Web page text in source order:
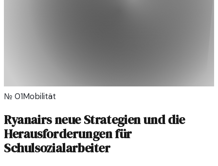
№ 01Mobilität
Ryanairs neue Strategien und die
Herausforderungen für
Schulsozialarbeiter